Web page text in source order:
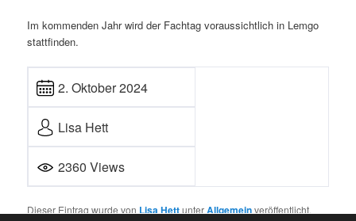
Im kommenden Jahr wird der Fachtag voraussichtlich in Lemgo
stattfinden.
2. Oktober 2024
Lisa Hett
2360 Views
Dieser Eintrag wurde von Lisa HettunterAllgemeinveröffentlicht.